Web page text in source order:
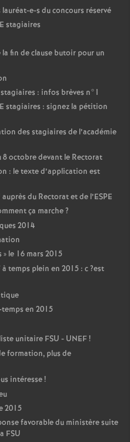
e-s du concours réservé
stagiaires
fin de clause butoir pour un
: infos brèves n°1
stagiaires : signez la pétition
des stagiaires de l’académie
8 octobre devant le Rectorat
: le texte d’application est
auprès du Rectorat et de l’ESPE
ça marche?
2014
» le 16 mars 2015
à temps plein en 2015 : c?est
en 2015
unitaire FSU - UNEF!
formation, plus de
intéresse!
2015
favorable du ministère suite
FSU